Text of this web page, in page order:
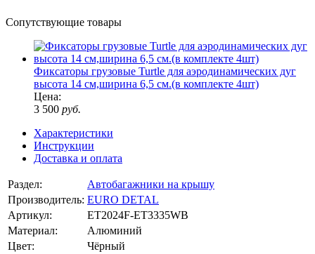
Сопутствующие товары
Фиксаторы грузовые Turtle для аэродинамических дуг
высота 14 см,ширина 6,5 см.(в комплекте 4шт)
Цена:
3 500 руб.
Характеристики
Инструкции
Доставка и оплата
Раздел:
Автобагажники на крышу
Производитель: EURO DETAL
Артикул:
ET2024F-ET3335WB
Материал:
Алюминий
Цвет:
Чёрный